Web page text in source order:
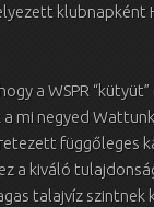
klubnapként
a WSPR
mi negyed
függőleges
a kiváló
talajvíz